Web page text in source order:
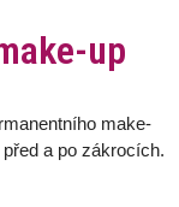
up
make-
a po zákrocích.